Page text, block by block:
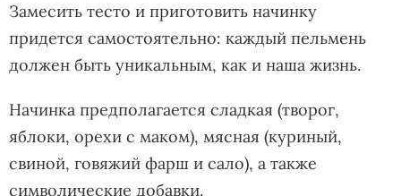
Замесить тесто и приготовить начинку
придется самостоятельно: каждый пельмень
должен быть уникальным, как и наша жизнь.
Начинка предполагается сладкая (творог,
яблоки, орехи с маком), мясная (куриный,
свиной, говяжий фарш и сало), а также
символические добавки.